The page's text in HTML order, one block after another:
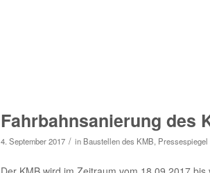
Fahrbahnsanierung des
4. September 2017 / in Baustellen des KMB, Pressespiegel